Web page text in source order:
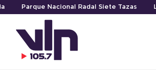
Parque Nacional Radal Siete Tazas